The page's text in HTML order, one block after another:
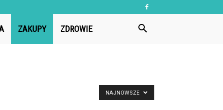
ZAKUPY ZDROWIE
NAJNOWSZE